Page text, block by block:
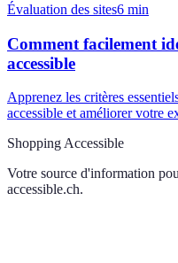
Évaluation des sites6 min
Comment facilement
accessible
Apprenez les critères
accessible et améliorer votre
Shopping Accessible
Votre source d'information
accessible.ch.